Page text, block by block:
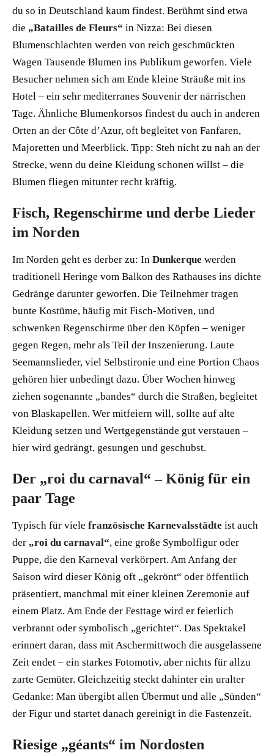
du so in Deutschland kaum findest. Berühmt sind etwa
die „Batailles de Fleurs“ in Nizza: Bei diesen
Blumenschlachten werden von reich geschmückten
Wagen Tausende Blumen ins Publikum geworfen. Viele
Besucher nehmen sich am Ende kleine Sträuße mit ins
Hotel – ein sehr mediterranes Souvenir der närrischen
Tage. Ähnliche Blumenkorsos findest du auch in anderen
Orten an der Côte d’Azur, oft begleitet von Fanfaren,
Majoretten und Meerblick. Tipp: Steh nicht zu nah an der
Strecke, wenn du deine Kleidung schonen willst – die
Blumen fliegen mitunter recht kräftig.
Fisch, Regenschirme und derbe Lieder
im Norden
Im Norden geht es derber zu: In Dunkerque werden
traditionell Heringe vom Balkon des Rathauses ins dichte
Gedränge darunter geworfen. Die Teilnehmer tragen
bunte Kostüme, häufig mit Fisch‑Motiven, und
schwenken Regenschirme über den Köpfen – weniger
gegen Regen, mehr als Teil der Inszenierung. Laute
Seemannslieder, viel Selbstironie und eine Portion Chaos
gehören hier unbedingt dazu. Über Wochen hinweg
ziehen sogenannte „bandes“ durch die Straßen, begleitet
von Blaskapellen. Wer mitfeiern will, sollte auf alte
Kleidung setzen und Wertgegenstände gut verstauen –
hier wird gedrängt, gesungen und geschubst.
Der „roi du carnaval“ – König für ein
paar Tage
Typisch für viele französische Karnevalsstädte ist auch
der „roi du carnaval“, eine große Symbolfigur oder
Puppe, die den Karneval verkörpert. Am Anfang der
Saison wird dieser König oft „gekrönt“ oder öffentlich
präsentiert, manchmal mit einer kleinen Zeremonie auf
einem Platz. Am Ende der Festtage wird er feierlich
verbrannt oder symbolisch „gerichtet“. Das Spektakel
erinnert daran, dass mit Aschermittwoch die ausgelassene
Zeit endet – ein starkes Fotomotiv, aber nichts für allzu
zarte Gemüter. Gleichzeitig steckt dahinter ein uralter
Gedanke: Man übergibt allen Übermut und alle „Sünden“
der Figur und startet danach gereinigt in die Fastenzeit.
Riesige „géants“ im Nordosten